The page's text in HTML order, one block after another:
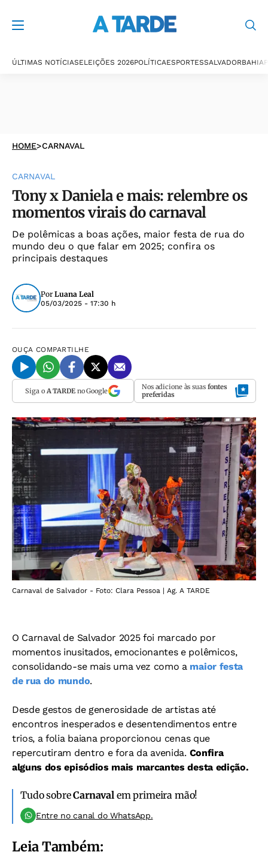
ÚLTIMAS NOTÍCIASELEIÇÕES 2026POLÍTICAESPORTESSALVADORBAHIA
HOME>CARNAVAL
CARNAVAL
Tony x Daniela e mais: relembre os
momentos virais do carnaval
De polêmicas a boas ações, maior festa de rua do
mundo deu o que falar em 2025; confira os
principais destaques
Por Luana Leal
05/03/2025 - 17:30 h
OUÇA COMPARTILHE
Siga o A TARDEno Google Nos adicione às suas fontes
preferidas
Carnaval de Salvador - Foto: Clara Pessoa | Ag. A TARDE
O Carnaval de Salvador 2025 foi marcado por
momentos inusitados, emocionantes e polêmicos,
consolidando-se mais uma vez como a maior festa
de rua do mundo.
Desde gestos de generosidade de artistas até
encontros inesperados e desentendimentos entre
trios, a folia baiana proporcionou cenas que
repercutiram dentro e fora da avenida. Confira
alguns dos episódios mais marcantes desta edição.
Tudo sobreCarnavalem primeira mão!
Entre no canal do WhatsApp.
Leia Também: